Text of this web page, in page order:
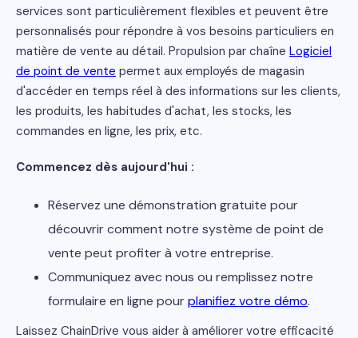
services sont particulièrement flexibles et peuvent être
personnalisés pour répondre à vos besoins particuliers en
matière de vente au détail. Propulsion par chaîne Logiciel
de point de vente permet aux employés de magasin
d'accéder en temps réel à des informations sur les clients,
les produits, les habitudes d'achat, les stocks, les
commandes en ligne, les prix, etc.
Commencez dès aujourd'hui :
Réservez une démonstration gratuite pour
découvrir comment notre système de point de
vente peut profiter à votre entreprise.
Communiquez avec nous ou remplissez notre
formulaire en ligne pourplanifiez votre démo.
Laissez ChainDrive vous aider à améliorer votre efficacité